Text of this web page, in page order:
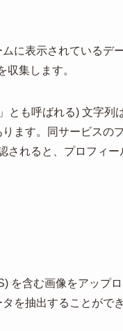
に表示されているデ
集します。
も呼ばれる) 文字列
ます。同サービスの
されると、プロフィ
を含む画像をアップ
を抽出することができ